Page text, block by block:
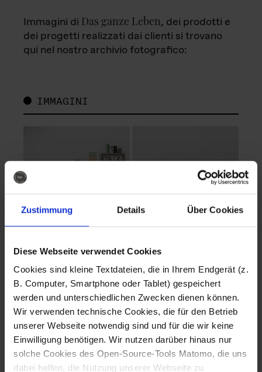
Zustimmung Details Über Cookies
Diese Webseite verwendet Cookies
Cookies sind kleine Textdateien, die in Ihrem Endgerät (z.
B. Computer, Smartphone oder Tablet) gespeichert
werden und unterschiedlichen Zwecken dienen können.
Wir verwenden technische Cookies, die für den Betrieb
unserer Webseite notwendig sind und für die wir keine
Einwilligung benötigen. Wir nutzen darüber hinaus nur
solche Cookies des Open-Source-Tools Matomo, die uns
dabei helfen, die Nutzung unserer Webseite zu
Immagini di Das ganze Leben, dei prodotti e
dei progetti realizzati dai clienti si trovano
qui nel nostro archivio fotografico:
IMMAGINI
Fotografo: Lorenz
Sternbach
Download
Fotografo: Lorenz
Sternbach
Download